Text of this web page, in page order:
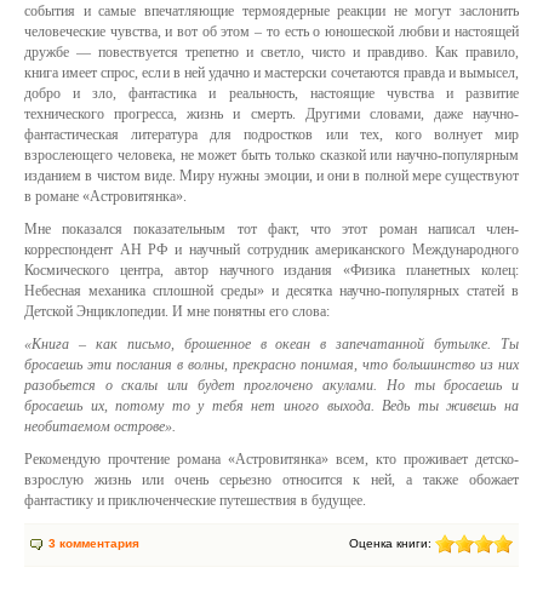
события и самые впечатляющие термоядерные реакции не могут заслонить
человеческие чувства, и вот об этом – то есть о юношеской любви и настоящей
дружбе — повествуется трепетно и светло, чисто и правдиво. Как правило,
книга имеет спрос, если в ней удачно и мастерски сочетаются правда и вымысел,
добро и зло, фантастика и реальность, настоящие чувства и развитие
технического прогресса, жизнь и смерть. Другими словами, даже научно-
фантастическая литература для подростков или тех, кого волнует мир
взрослеющего человека, не может быть только сказкой или научно-популярным
изданием в чистом виде. Миру нужны эмоции, и они в полной мере существуют
в романе «Астровитянка».
Мне показался показательным тот факт, что этот роман написал член-
корреспондент АН РФ и научный сотрудник американского Международного
Космического центра, автор научного издания «Физика планетных колец:
Небесная механика сплошной среды» и десятка научно-популярных статей в
Детской Энциклопедии. И мне понятны его слова:
«Книга – как письмо, брошенное в океан в запечатанной бутылке. Ты
бросаешь эти послания в волны, прекрасно понимая, что большинство из них
разобьется о скалы или будет проглочено акулами. Но ты бросаешь и
бросаешь их, потому то у тебя нет иного выхода. Ведь ты живешь на
необитаемом острове».
Рекомендую прочтение романа «Астровитянка» всем, кто проживает детско-
взрослую жизнь или очень серьезно относится к ней, а также обожает
фантастику и приключенческие путешествия в будущее.
3 комментария Оценка книги: